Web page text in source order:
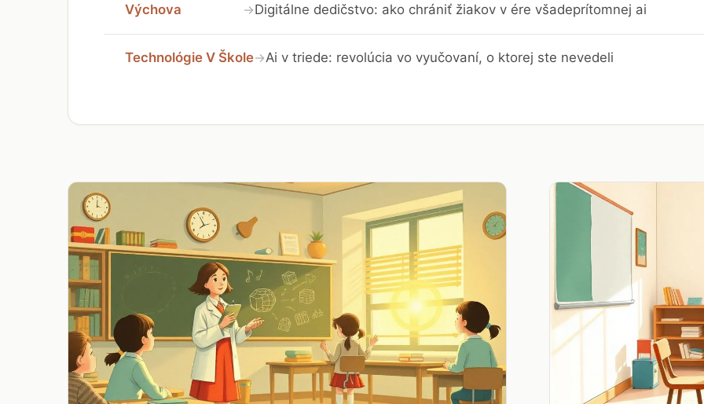
Výchova →Digitálne dedičstvo: ako chrániť žiakov v ére všadeprítomnej ai
Technológie V Škole→Ai v triede: revolúcia vo vyučovaní, o ktorej ste nevedeli